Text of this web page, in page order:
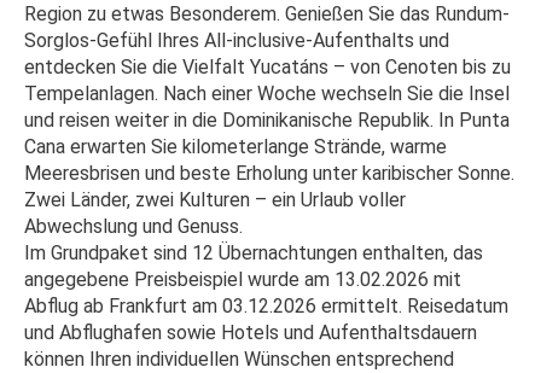
Region zu etwas Besonderem. Genießen Sie das Rundum-
Sorglos-Gefühl Ihres All-inclusive-Aufenthalts und
entdecken Sie die Vielfalt Yucatáns – von Cenoten bis zu
Tempelanlagen. Nach einer Woche wechseln Sie die Insel
und reisen weiter in die Dominikanische Republik. In Punta
Cana erwarten Sie kilometerlange Strände, warme
Meeresbrisen und beste Erholung unter karibischer Sonne.
Zwei Länder, zwei Kulturen – ein Urlaub voller
Abwechslung und Genuss.
Im Grundpaket sind 12 Übernachtungen enthalten, das
angegebene Preisbeispiel wurde am 13.02.2026 mit
Abflug ab Frankfurt am 03.12.2026 ermittelt. Reisedatum
und Abflughafen sowie Hotels und Aufenthaltsdauern
können Ihren individuellen Wünschen entsprechend